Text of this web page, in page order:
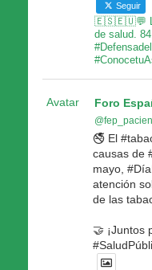
Seguir
🇪🇸🇪🇺💬 La
de salud.
Avatar Foro
🚭 El
causas de
mayo,
atención
de las
🤝 ¡Juntos